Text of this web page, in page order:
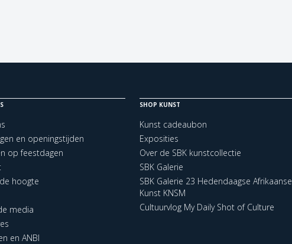
en openingstijden
op feestdagen
hoogte
media
en ANBI
SHOP KUNST
Kunst cadeaubon
Exposities
Over de SBK kunstcollectie
SBK Galerie
SBK Galerie 23 Hedendaagse Afrikaanse
Kunst KNSM
Cultuurvlog My Daily Shot of Culture